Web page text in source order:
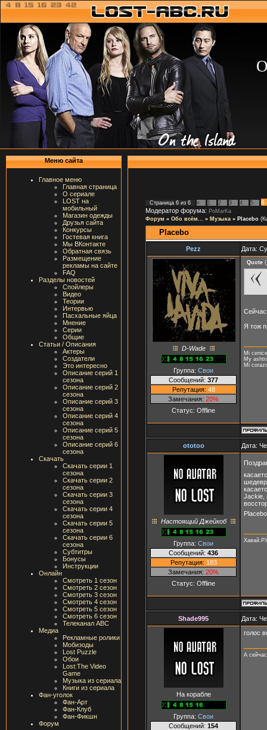
Меню сайта
Главное меню
Главная страница
О сериале
LOST на
мобильный
Магазин одежды
Друзья сайта
Конкурсы
Гостевая книга
Мы ВКонтакте
Обратная связь
Размещение
рекламы на сайте
FAQ
Разделы новостей
Спойлеры
Видео
Теории
Интервью
Пасхальные яйца
Мнение
Серии
Общие
Статьи / Описания
Актеры
Создатели
Это интересно
Описание серий 1
сезона
Описание серий 2
сезона
Описание серий 3
сезона
Описание серий 4
сезона
Описание серий 5
сезона
Описание серий 6
сезона
Скачать
Скачать серии 1
сезона
Скачать серии 2
сезона
Скачать серии 3
сезона
Скачать серии 4
сезона
Скачать серии 5
сезона
Скачать серии 6
сезона
Субтитры
Бонусы
Инструкции
Онлайн
Смотреть 1 сезон
Смотреть 2 сезон
Смотреть 3 сезон
Смотреть 4 сезон
Смотреть 5 сезон
Смотреть 6 сезон
Телеканал ABC
Медиа
Рекламные ролики
Мобизоды
Lost Puzzle
Обои
Lost:The Video
Game
Музыка из сериала
Книги из сериала
Фан-уголок
Фан-Арт
Фан-Клуб
Фан-Фикшн
Форум
Страница 6 из 6 « 1 2 3 4 5
6
Модератор форума: PoMarKa
Форум » Обо всём... » Музыка » Placebo
Placebo
Pezz Дата:
D-Wade
Группа: Свои
Сообщений: 377
Репутация: 48
Замечания: 20%
Статус: Offline
Quote (
Я тож
Mi
My
Mi
ototoo Дата:
Настоящий Джейкоб
Группа: Свои
Сообщений: 436
Репутация: 183
Замечания: 20%
Статус: Offline
Jackie,
Shade995 Дата:
На корабле
Группа: Свои
Сообщений: 154
голос
А